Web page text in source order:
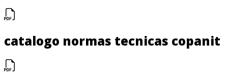
catalogo normas tecnicas copanit